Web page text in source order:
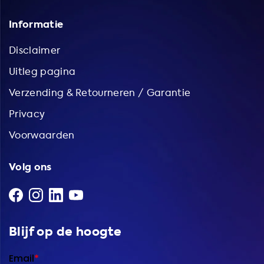
Informatie
Disclaimer
Uitleg pagina
Verzending & Retourneren / Garantie
Privacy
Voorwaarden
Volg ons
Blijf op de hoogte